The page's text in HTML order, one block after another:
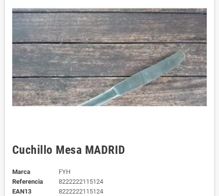
Cuchillo Mesa MADRID
Marca
FYH
Referencia
8222222115124
EAN13
8222222115124